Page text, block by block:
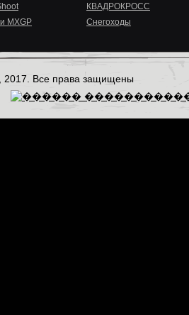
MXGP
КВАДРОКРОСС
Снегоходы
2017. Все права защищены